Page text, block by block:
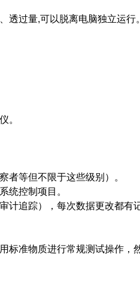
过量,可以脱离电脑独立运行。
。
等但不限于这些级别）。
控制项目。
追踪），每次数据更改都有
准物质进行常规测试操作，